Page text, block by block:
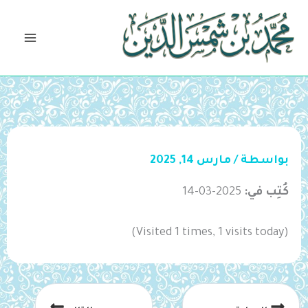
تخطي
المحتوى
بواسطة / مارس 14, 2025
كُتِب في: 2025-03-14
(Visited 1 times, 1 visits today)